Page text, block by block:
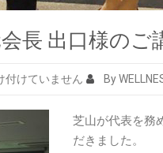
長 出口様のご
付けていません By
芝山が代表を務
だきました。